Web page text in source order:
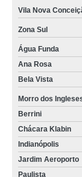
Vila Nova
Zona Sul
Água Funda
Ana Rosa
Bela Vista
Morro dos
Berrini
Chácara Klabin
Indianópolis
Jardim Aeroporto
Paulista